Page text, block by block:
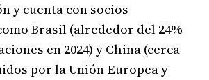
y cuenta con socios
Brasil (alrededor del 24%
en 2024) y China (cerca
por la Unión Europea y